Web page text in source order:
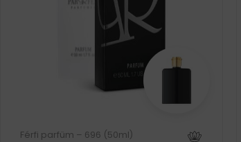
Férfi parfüm – 696 (50ml)